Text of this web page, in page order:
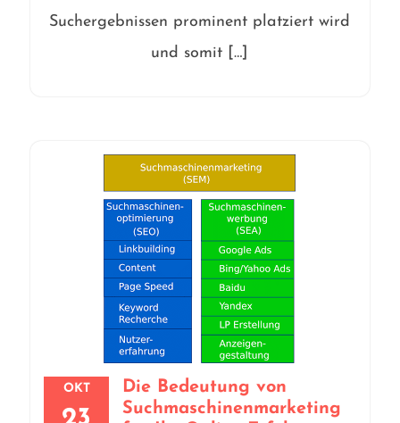
Suchergebnissen prominent platziert wird
und somit […]
OKT
Die Bedeutung von
Suchmaschinenmarketing